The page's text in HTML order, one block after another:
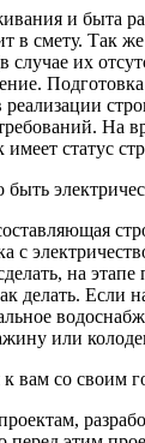
и быта
в смету. Так
случае их
Подготовка
реализации
На
имеет статус
с
на
делать. Если
или
к вам со своим